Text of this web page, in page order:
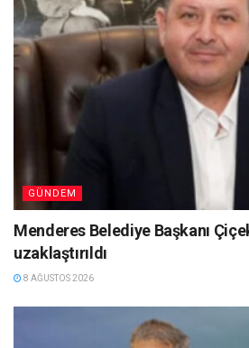
GÜNDEM
Menderes Belediye Başkanı
uzaklaştırıldı
8 AĞUSTOS 2026